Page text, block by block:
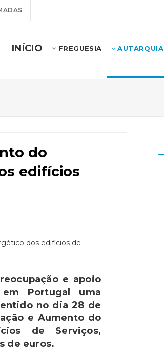
INÍCIO FREGUESIA AUTARQUIA
do
edifícios
e apoio
Portugal uma
no dia 28 de
e Aumento do
de Serviços,
de euros.